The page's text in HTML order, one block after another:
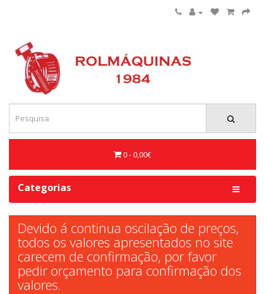
0 - 0,00€
Categorias
Devido á continua oscilação de preços,
todos os valores apresentados no site
carecem de confirmação, por favor
pedir orçamento para confirmação dos
valores.